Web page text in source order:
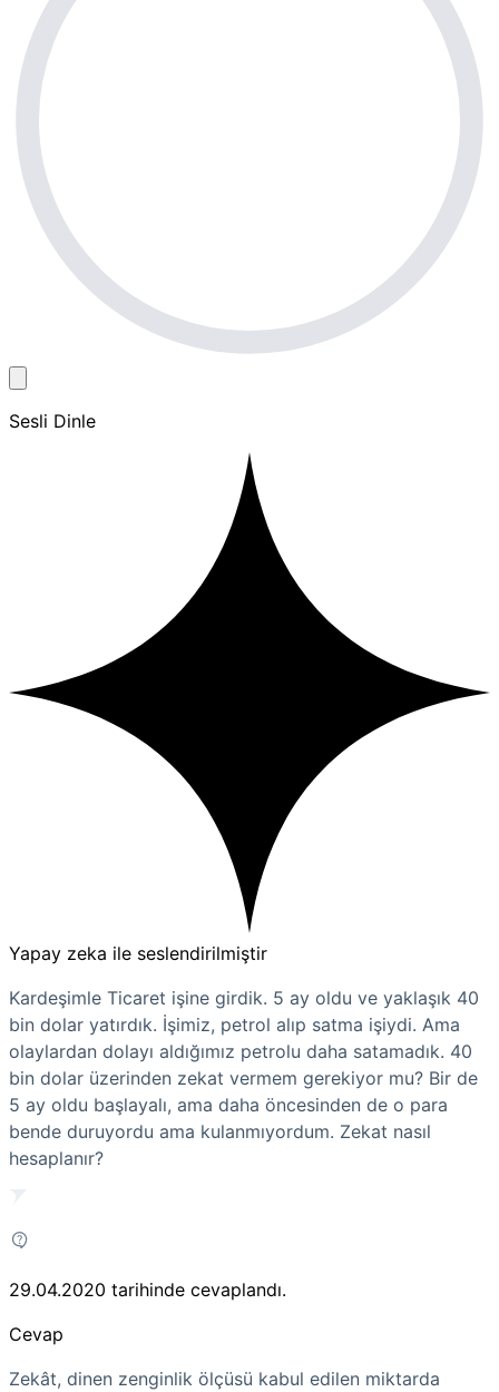
Sesli Dinle
Yapay zeka ile seslendirilmiştir
Kardeşimle Ticaret işine girdik. 5 ay oldu ve yaklaşık 40
bin dolar yatırdık. İşimiz, petrol alıp satma işiydi. Ama
olaylardan dolayı aldığımız petrolu daha satamadık. 40
bin dolar üzerinden zekat vermem gerekiyor mu? Bir de
5 ay oldu başlayalı, ama daha öncesinden de o para
bende duruyordu ama kulanmıyordum. Zekat nasıl
hesaplanır?
29.04.2020 tarihinde cevaplandı.
Cevap
Zekât, dinen zenginlik ölçüsü kabul edilen miktarda